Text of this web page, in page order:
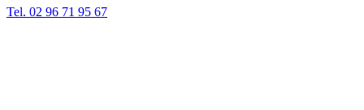
Tel. 02 96 71 95 67